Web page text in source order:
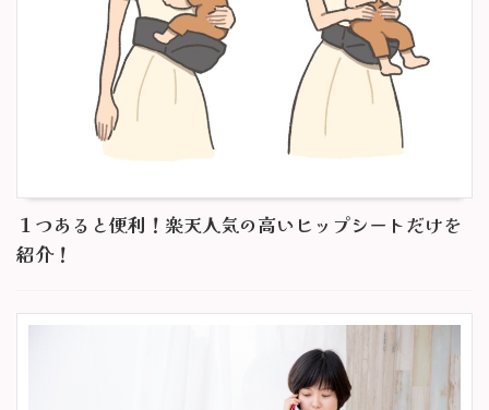
１つあると便利！楽天人気の高いヒップシートだけを
紹介！